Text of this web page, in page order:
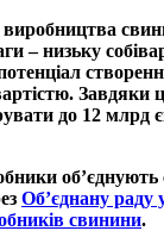
виробництва
– низьку
Завдяки
до 12 млрд
обʼєднують
Об’єднану раду
свинини.